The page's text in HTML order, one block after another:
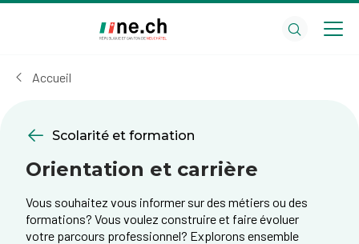
cookies
Accueil
Scolarité et formation
Orientation et carrière
Vous souhaitez vous informer sur des métiers ou des
formations? Vous voulez construire et faire évoluer
votre parcours professionnel? Explorons ensemble